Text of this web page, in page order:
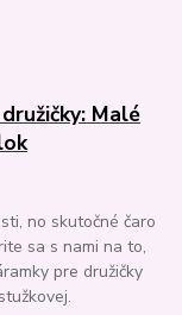
Malé
no skutočné čaro
sa s nami na to,
pre družičky